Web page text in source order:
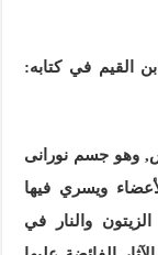
القيم في كتابه:
وهو جسم نورانى
ويسري فيها
والنار في